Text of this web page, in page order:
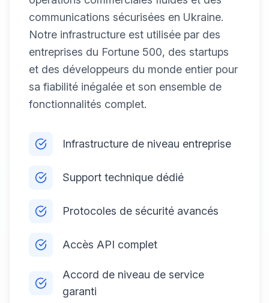
communications sécurisées en Ukraine.
Notre infrastructure est utilisée par des
entreprises du Fortune 500, des startups
et des développeurs du monde entier pour
sa fiabilité inégalée et son ensemble de
fonctionnalités complet.
Infrastructure de niveau entreprise
Support technique dédié
Protocoles de sécurité avancés
Accès API complet
Accord de niveau de service
garanti